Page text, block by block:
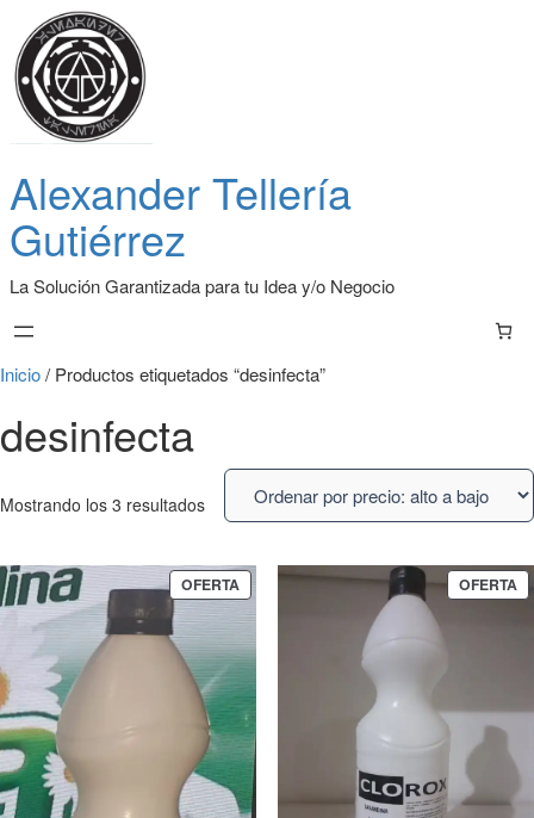
Alexander Tellería
Gutiérrez
La Solución Garantizada para tu Idea y/o Negocio
Inicio/ Productos etiquetados “desinfecta”
desinfecta
Mostrando los 3 resultados
OFERTA OFERTA